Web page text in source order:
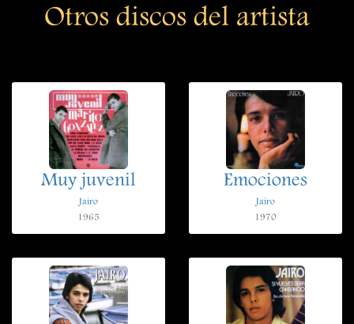
Otros discos del artista
Muy juvenil
Jairo
1965
Emociones
Jairo
1970